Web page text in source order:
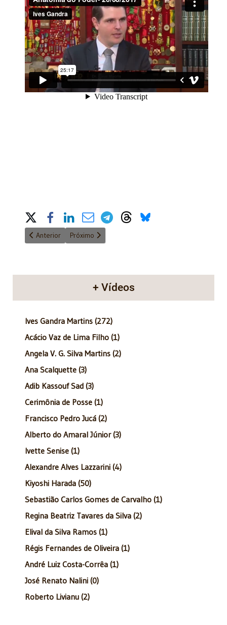
Share on Social Media
Artigo anterior: Anatomia do poder - 30/07/2017
Anterior Próximo artigo: Anatomia do Poder - 27/08/2017
Próximo
+ Vídeos
Ives Gandra Martins (272)
Acácio Vaz de Lima Filho (1)
Angela V. G. Silva Martins (2)
Ana Scalquette (3)
Adib Kassouf Sad (3)
Cerimônia de Posse (1)
Francisco Pedro Jucá (2)
Alberto do Amaral Júnior (3)
Ivette Senise (1)
Alexandre Alves Lazzarini (4)
Kiyoshi Harada (50)
Sebastião Carlos Gomes de Carvalho (1)
Regina Beatriz Tavares da Silva (2)
Elival da Silva Ramos (1)
Régis Fernandes de Oliveira (1)
André Luiz Costa-Corrêa (1)
José Renato Nalini (0)
Roberto Livianu (2)